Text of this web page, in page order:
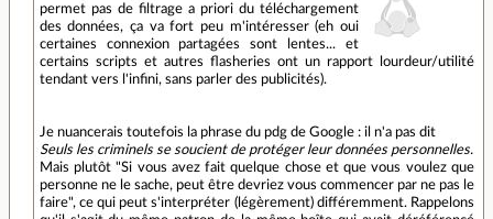
permet pas de filtrage a priori du téléchargement
des données, ça va fort peu m'intéresser (eh oui
certaines connexion partagées sont lentes... et
certains scripts et autres flasheries ont un rapport lourdeur/utilité
tendant vers l'infini, sans parler des publicités).
Je nuancerais toutefois la phrase du pdg de Google : il n'a pas dit
Seuls les criminels se soucient de protéger leur données personnelles.
Mais plutôt "Si vous avez fait quelque chose et que vous voulez que
personne ne le sache, peut être devriez vous commencer par ne pas le
faire", ce qui peut s'interpréter (légèrement) différemment. Rappelons